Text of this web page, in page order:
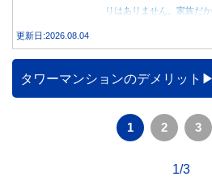
りはありません。家族だ
更新日:2026.08.04
タワーマンションのデメリット
1 2 3
1/3